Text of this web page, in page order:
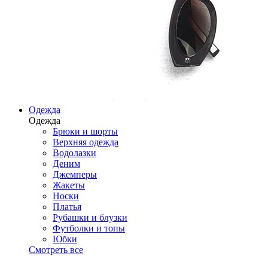
Одежда
Одежда
Брюки и шорты
Верхняя одежда
Водолазки
Деним
Джемперы
Жакеты
Носки
Платья
Рубашки и блузки
Футболки и топы
Юбки
Смотреть все